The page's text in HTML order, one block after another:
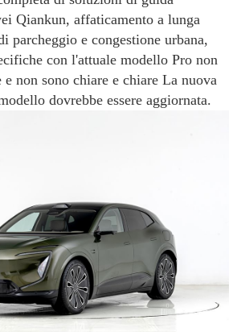
Qiankun, affaticamento a lunga
parcheggio e congestione urbana,
con l'attuale modello Pro non
e non sono chiare e chiare La nuova
dovrebbe essere aggiornata.